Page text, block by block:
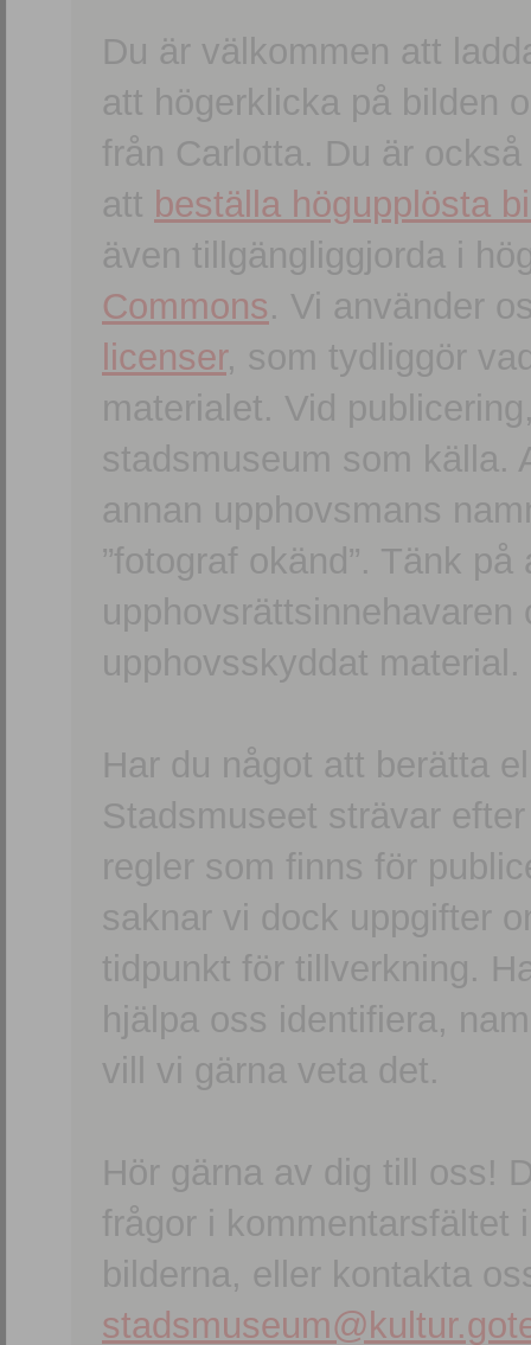
Du är välkommen att
att högerklicka på bilden
från Carlotta. Du är
att beställa högupplösta
även tillgängliggjorda i
Commons. Vi använder
licenser, som tydliggör
materialet. Vid
stadsmuseum som källa.
annan upphovsmans
”fotograf okänd”. Tänk
upphovsskyddat material.
Har du något att berätta
Stadsmuseet strävar
regler som finns för
saknar vi dock uppgifter
tidpunkt för tillverkning.
hjälpa oss identifiera,
vill vi gärna veta det.
Hör gärna av dig till oss!
frågor i kommentarsfältet
bilderna, eller kontakta